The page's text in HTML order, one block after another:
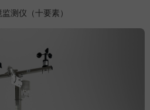
测仪（十要素）